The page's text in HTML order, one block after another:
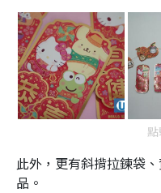
此外，更有斜揹拉鍊袋
品。